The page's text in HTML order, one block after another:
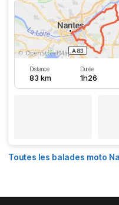
Distance
83 km
Durée
1h26
Toutes les balades moto